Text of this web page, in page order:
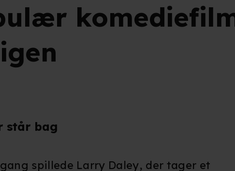
står bag
spillede Larry Daley, der tager et